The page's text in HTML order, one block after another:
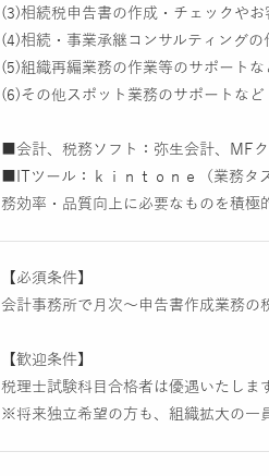
(3)相続税申告書の作成・チェックや
(4)相続・事業承継コンサルティング
(5)組織再編業務の作業等のサポートな
(6)その他スポット業務のサポートなど
■会計、税務ソフト：弥生会計、MF
■ITツール：ｋｉｎｔｏｎｅ（業務タ
務効率・品質向上に必要なものを積極
【必須条件】
会計事務所で月次～申告書作成業務の
【歓迎条件】
税理士試験科目合格者は優遇いたします
※将来独立希望の方も、組織拡大の一